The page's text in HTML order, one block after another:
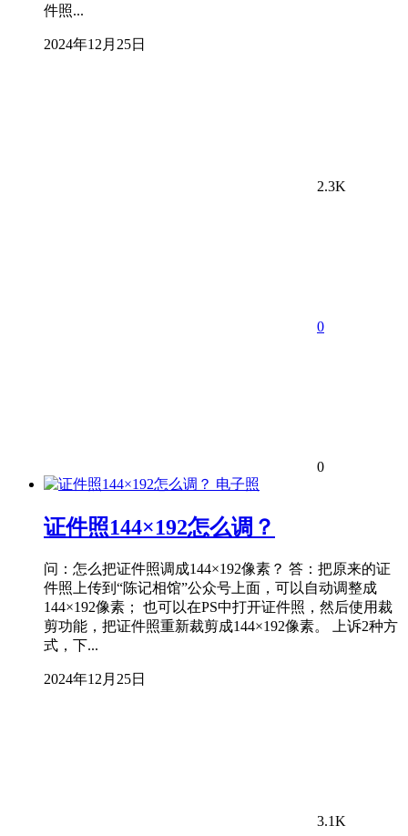
件照...
2024年12月25日
2.3K
0
0
电子照
证件照144×192怎么调？
问：怎么把证件照调成144×192像素？ 答：把原来的证
件照上传到“陈记相馆”公众号上面，可以自动调整成
144×192像素； 也可以在PS中打开证件照，然后使用裁
剪功能，把证件照重新裁剪成144×192像素。 上诉2种方
式，下...
2024年12月25日
3.1K